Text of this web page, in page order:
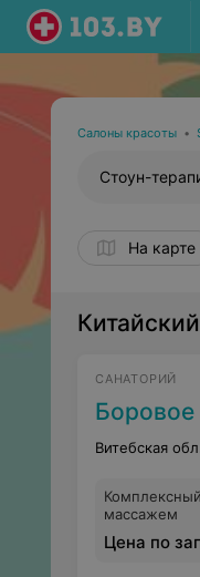
Салоны красоты •
Стоун-
На карте
САНАТОРИЙ
Боровое
Витебская
массажем
Цена по